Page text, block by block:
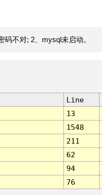
不对; 2、mysql未启动。
Line
13
1548
211
62
94
76